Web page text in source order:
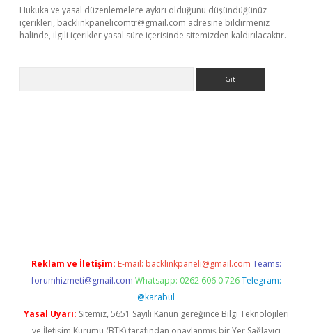
Hukuka ve yasal düzenlemelere aykırı olduğunu düşündüğünüz
içerikleri, backlinkpanelicomtr@gmail.com adresine bildirmeniz
halinde, ilgili içerikler yasal süre içerisinde sitemizden kaldırılacaktır.
Reklam ve İletişim: E-mail: backlinkpaneli@gmail.com Teams:
forumhizmeti@gmail.com Whatsapp: 0262 606 0 726 Telegram:
@karabul
Yasal Uyarı: Sitemiz, 5651 Sayılı Kanun gereğince Bilgi Teknolojileri
ve İletişim Kurumu (BTK) tarafından onaylanmış bir Yer Sağlayıcı